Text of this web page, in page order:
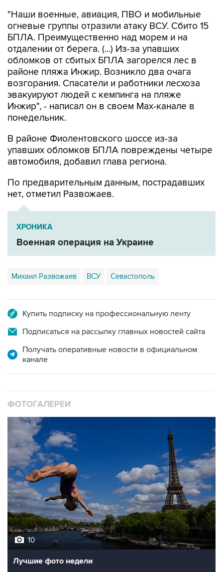
"Наши военные, авиация, ПВО и мобильные
огневые группы отразили атаку ВСУ. Сбито 15
БПЛА. Преимущественно над морем и на
отдалении от берега. (...) Из-за упавших
обломков от сбитых БПЛА загорелся лес в
районе пляжа Инжир. Возникло два очага
возгорания. Спасатели и работники лесхоза
эвакуируют людей с кемпинга на пляже
Инжир", - написал он в своем Мах-канале в
понедельник.
В районе Фиолентовского шоссе из-за
упавших обломков БПЛА повреждены четыре
автомобиля, добавил глава региона.
По предварительным данным, пострадавших
нет, отметил Развожаев.
ХРОНИКА
Военная операция на Украине
Михаил Развожаев ВСУ Севастополь
Купить подписку на профессиональную ленту
Подписаться на рассылку главных новостей сайта
Получать оперативные новости в официальном
канале
ФОТОГАЛЕРЕИ
10
Лучшие фото недели